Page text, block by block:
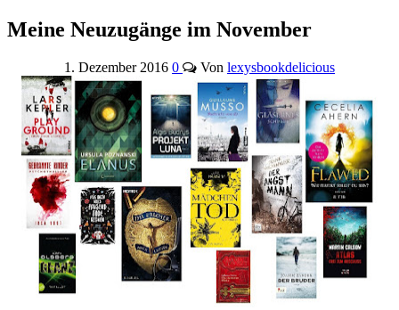
Meine Neuzugänge im November
1. Dezember 2016 0 Von lexysbookdelicious